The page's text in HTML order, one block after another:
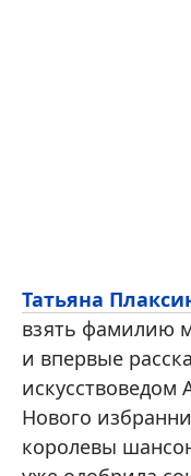
Татьяна
взять фамилию
и впервые
Нового
королевы